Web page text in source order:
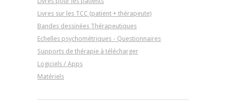
Livres sur les TCC (patient + thérapeute)
Bandes dessinées Thérapeutiques
Echelles psychométriques - Questionnaires
Supports de thérapie à télécharger
Logiciels / Apps
Matériels